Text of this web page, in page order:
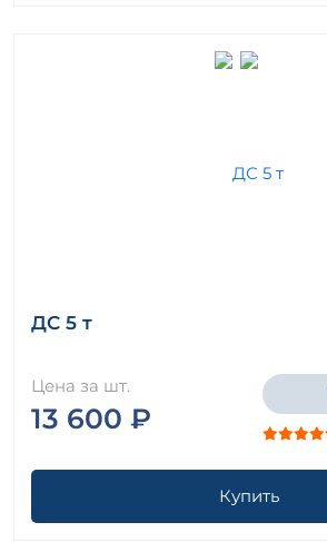
ДС 5 т
Цена за шт.
13 600 ₽
Купить